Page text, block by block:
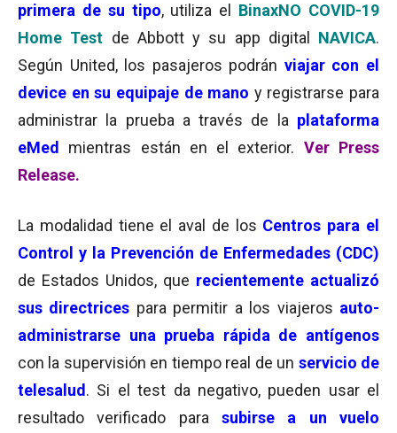
primera de su tipo, utiliza el BinaxNO COVID-19
Home Test de Abbott y su app digital NAVICA.
Según United, los pasajeros podrán viajar con el
device en su equipaje de mano y registrarse para
administrar la prueba a través de la plataforma
eMed
mientras están en el exterior. Ver Press
Release.
La modalidad tiene el aval de los Centros para el
Control y la Prevención de Enfermedades (CDC)
de Estados Unidos, que recientemente actualizó
sus directrices para permitir a los viajeros auto-
administrarse una prueba rápida de antígenos
con la supervisión en tiempo real de un servicio de
telesalud . Si el test da negativo, pueden usar el
resultado verificado para subirse a un vuelo